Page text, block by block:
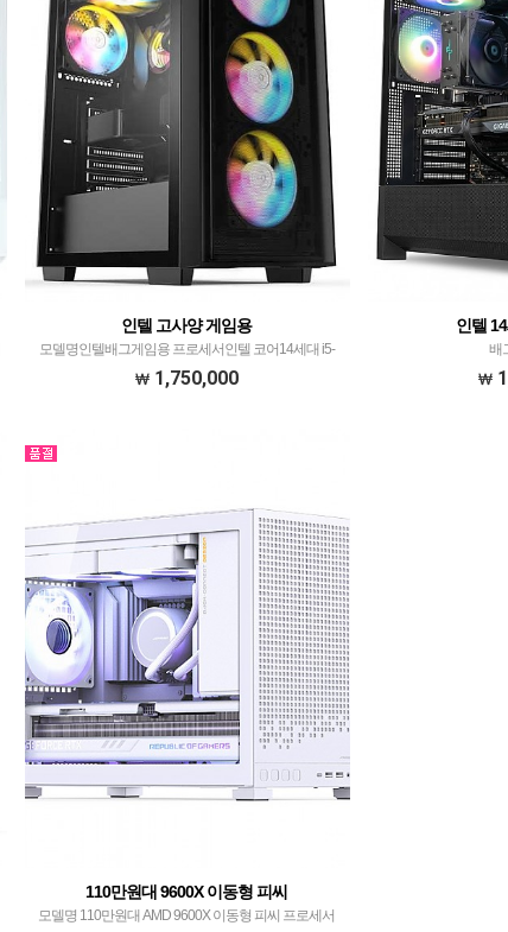
인텔 고사양 게임용
모델명인텔배그게임용 프로세서인텔 코어14세대 i5-
14400F​withDEEPCOOL AG400 G2​ CPU공랭쿨러​​ 메모
1,750,000
인텔
배
110만원대 9600X 이동형 피씨
모델명 110만원대 AMD 9600X 이동형 피씨​ 프로세서